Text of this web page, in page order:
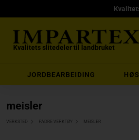
Kvalitets slitedeler til landbruket
JORDBEARBEIDING
meisler
VERKSTED PADRE VERKTØY MEISLER